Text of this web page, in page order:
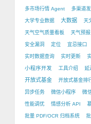
多市场行情 Agent 多渠道
大学专业数据 大数据 天
天气空气质量看板 天气预报
安全漏洞 定位 宜忌接口
实时数据查询 实时更新
小程序开发 工具介绍 延
开放式基金 开放式基金排
异步任务 微信小程序 微
性能调优 情感分析 API
批量 PDF/OCR 归档系统